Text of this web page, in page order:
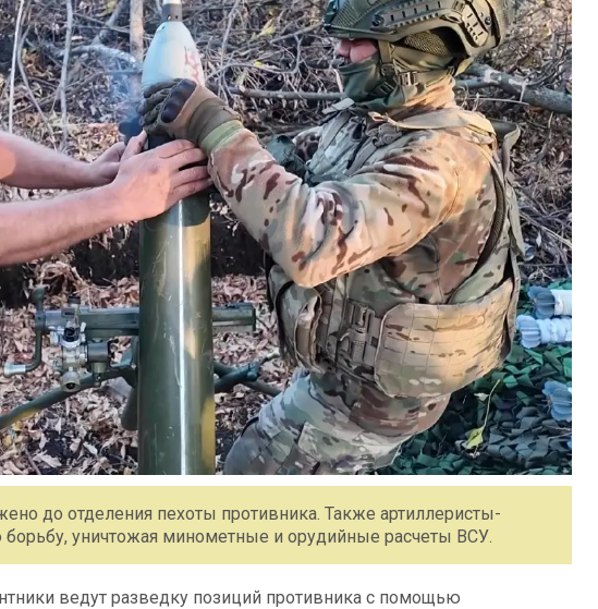
до отделения пехоты противника. Также артиллеристы-
борьбу, уничтожая минометные и орудийные расчеты ВСУ.
ведут разведку позиций противника с помощью